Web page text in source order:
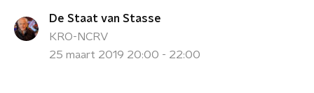
De Staat van Stasse
KRO-NCRV
25 maart 2019 20:00 - 22:00